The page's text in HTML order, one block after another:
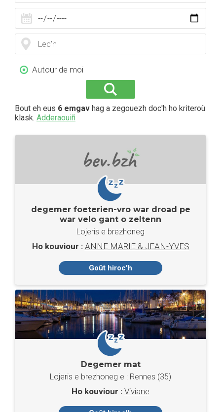
Autour de moi
Bout eh eus 6 emgav hag a zegouezh doc'h ho kriteroù
klask. Adderaouiñ
degemer foeterien-vro war droad pe
war velo gant o zeltenn
Lojeris e brezhoneg
Ho kouviour : ANNE MARIE & JEAN-YVES
Goût hiroc'h
Degemer mat
Lojeris e brezhoneg e : Rennes (35)
Ho kouviour : Viviane